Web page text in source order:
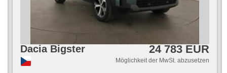
Dacia Bigster 24 783 EUR
Möglichkeit der MwSt. abzusetzen